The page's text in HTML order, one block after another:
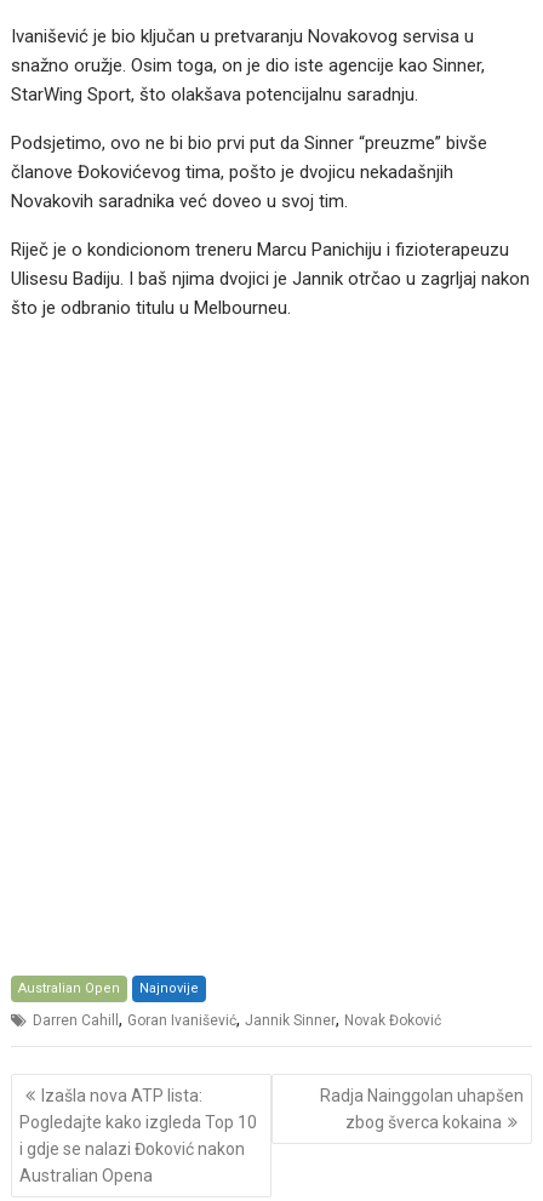
Ivanišević je bio ključan u pretvaranju Novakovog servisa u
snažno oružje. Osim toga, on je dio iste agencije kao Sinner,
StarWing Sport, što olakšava potencijalnu saradnju.
Podsjetimo, ovo ne bi bio prvi put da Sinner “preuzme” bivše
članove Đokovićevog tima, pošto je dvojicu nekadašnjih
Novakovih saradnika već doveo u svoj tim.
Riječ je o kondicionom treneru Marcu Panichiju i fizioterapeuzu
Ulisesu Badiju. I baš njima dvojici je Jannik otrčao u zagrljaj nakon
što je odbranio titulu u Melbourneu.
Australian Open Najnovije
Darren Cahill, Goran Ivanišević,Jannik Sinner, Novak Đoković
Post
navigation
Izašla nova ATP lista:
Pogledajte kako izgleda Top 10
i gdje se nalazi Đoković nakon
Australian Opena
Radja Nainggolan uhapšen
zbog šverca kokaina